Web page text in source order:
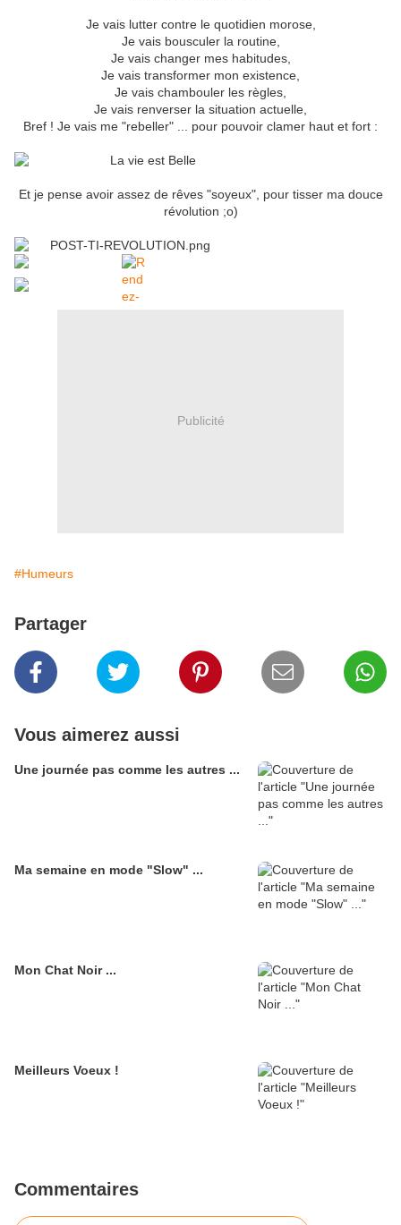
Je vais lutter contre le quotidien morose,
Je vais bousculer la routine,
Je vais changer mes habitudes,
Je vais transformer mon existence,
Je vais chambouler les règles,
Je vais renverser la situation actuelle,
Bref ! Je vais me "rebeller" ... pour pouvoir clamer haut et fort :
Et je pense avoir assez de rêves "soyeux", pour tisser ma douce
révolution ;o)
Publicité
#Humeurs
Partager
Vous aimerez aussi
Une journée pas comme les autres ...
Ma semaine en mode "Slow" ...
Mon Chat Noir ...
Meilleurs Voeux !
Commentaires